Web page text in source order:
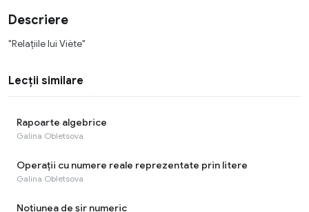
Descriere
"Relațiile lui Viète"
Lecții similare
Rapoarte algebrice
Galina Obletsova
Operații cu numere reale reprezentate prin litere
Galina Obletsova
Noțiunea de șir numeric